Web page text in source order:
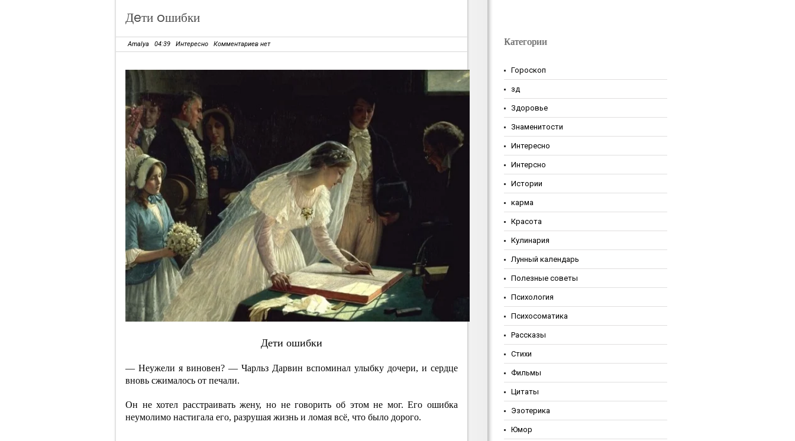
Дeти oшибки
Amalya 04:39 Интересно Комментариев нет
Дeти oшибки
— Неужели я виновен? — Чарльз Дарвин вспоминал улыбку дочери, и сердце
вновь сжималось от печали.
Он не хотел расстраивать жену, но не говорить об этом не мог. Его ошибка
неумолимо настигала его, разрушая жизнь и ломая всё, что было дорого.
Категории
Гороскоп
зд
Здоровье
Знаменитости
Интересно
Интерсно
Истории
карма
Красота
Кулинария
Лунный календарь
Полезные советы
Психология
Психосоматика
Рассказы
Стихи
Фильмы
Цитаты
Эзотерика
Юмор